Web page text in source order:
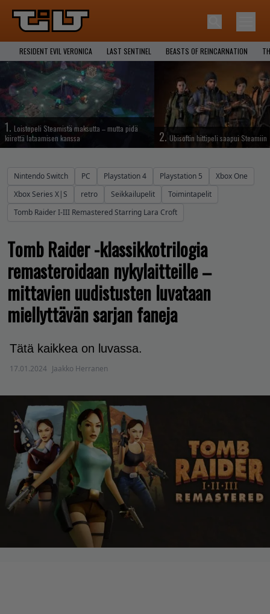
RESIDENT EVIL VERONICA LAST SENTINEL BEASTS OF REINCARNATION
1. Loistopeli Steamistä maksutta – mutta pidä
kiirettä lataamisen kanssa
2. Ubisoftin hittipeli saapui Steamiin
Nintendo Switch PC Playstation 4 Playstation 5
Xbox One
Xbox Series X|S
retro Seikkailupelit
Toimintapelit
Tomb Raider I-III Remastered Starring Lara Croft
Tomb Raider -klassikkotrilogia
remasteroidaan nykylaitteille –
mittavien uudistusten luvataan
miellyttävän sarjan faneja
Tätä kaikkea on luvassa.
17.01.2024 Jaakko Herranen